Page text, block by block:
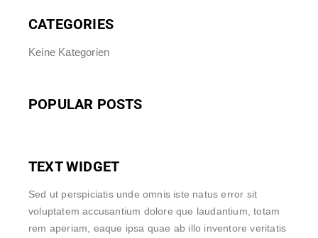
CATEGORIES
Keine Kategorien
POPULAR POSTS
TEXT WIDGET
Sed ut perspiciatis unde omnis iste natus error sit
voluptatem accusantium dolore que laudantium, totam
rem aperiam, eaque ipsa quae ab illo inventore veritatis